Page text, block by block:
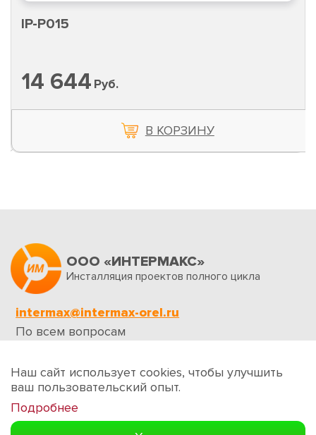
IP-P015
14 644 Руб.
В КОРЗИНУ
ООО «ИНТЕРМАКС»
Инсталляция проектов полного цикла
intermax@intermax-orel.ru
По всем вопросам
Обратная связь
Наш сайт использует cookies, чтобы улучшить
ваш пользовательский опыт.
Подробнее